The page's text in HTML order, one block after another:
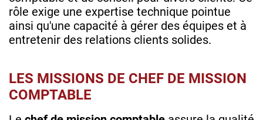
rôle exige une expertise technique pointue
ainsi qu'une capacité à gérer des équipes et à
entretenir des relations clients solides.
LES MISSIONS DE CHEF DE MISSION
COMPTABLE